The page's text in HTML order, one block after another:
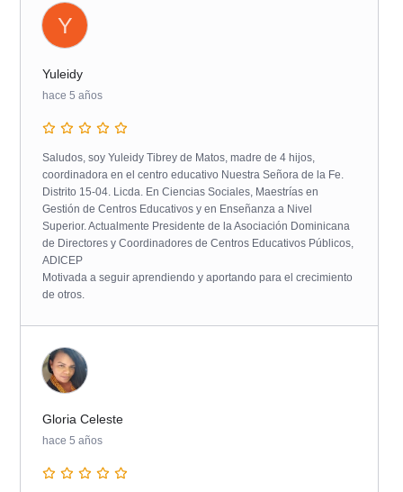
Y
Yuleidy
hace 5 años
Saludos, soy Yuleidy Tibrey de Matos, madre de 4 hijos,
coordinadora en el centro educativo Nuestra Señora de la Fe.
Distrito 15-04. Licda. En Ciencias Sociales, Maestrías en
Gestión de Centros Educativos y en Enseñanza a Nivel
Superior. Actualmente Presidente de la Asociación Dominicana
de Directores y Coordinadores de Centros Educativos Públicos,
ADICEP
Motivada a seguir aprendiendo y aportando para el crecimiento
de otros.
Gloria Celeste
hace 5 años